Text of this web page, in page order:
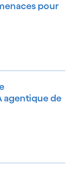
pour
agentique de